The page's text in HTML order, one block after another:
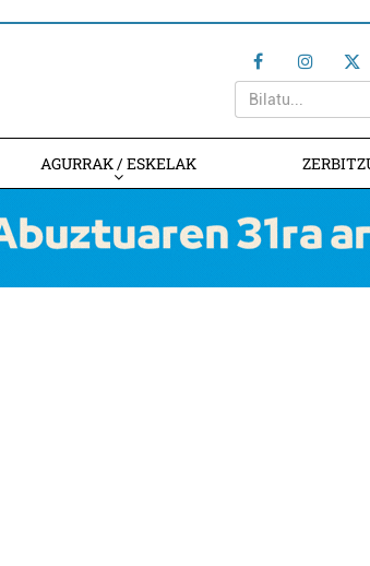
AGURRAK / ESKELAK